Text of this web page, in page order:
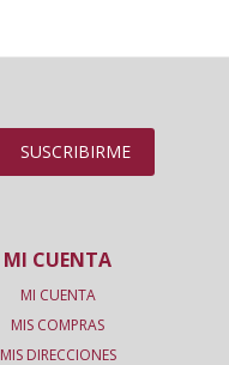
SUSCRIBIRME
MI CUENTA
MI CUENTA
MIS COMPRAS
MIS DIRECCIONES